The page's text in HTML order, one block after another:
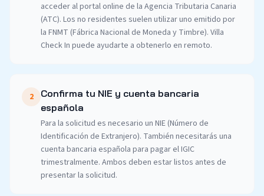
acceder al portal online de la Agencia Tributaria Canaria
(ATC). Los no residentes suelen utilizar uno emitido por
la FNMT (Fábrica Nacional de Moneda y Timbre). Villa
Check In puede ayudarte a obtenerlo en remoto.
2
Confirma tu NIE y cuenta bancaria
española
Para la solicitud es necesario un NIE (Número de
Identificación de Extranjero). También necesitarás una
cuenta bancaria española para pagar el IGIC
trimestralmente. Ambos deben estar listos antes de
presentar la solicitud.